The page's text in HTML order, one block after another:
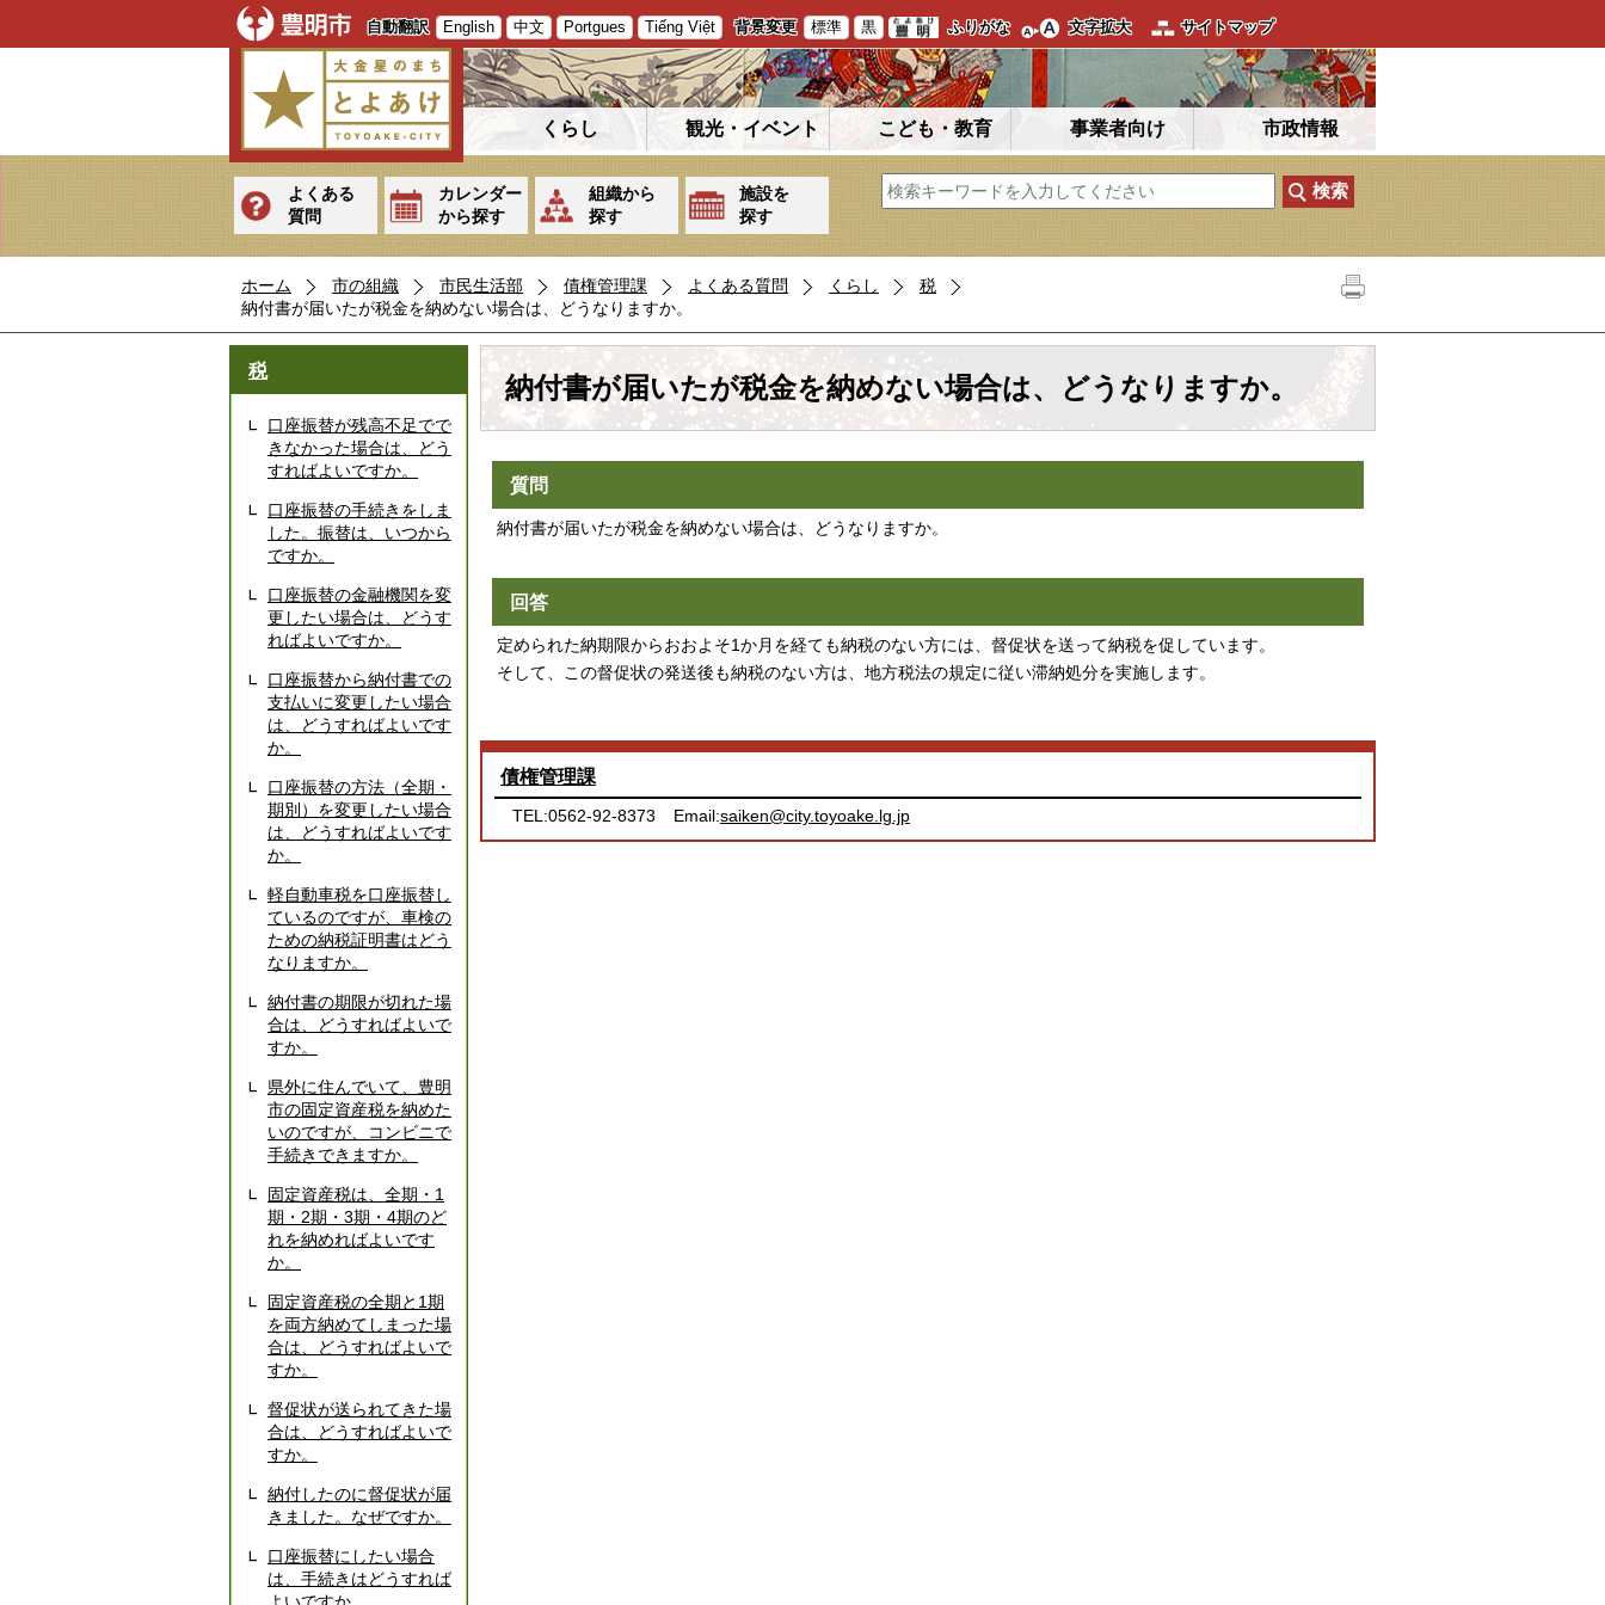
自動翻訳 English 中文 Portgues Tiếng Việt 背景変更 標準 黒 ふりがな 文字拡大 サイトマップ
くらし 観光・イベント こども・教育 事業者向け 市政情報
よくある
質問
カレンダー
から探す
組織から
探す
施設を
探す
ホーム 市の組織 市民生活部 債権管理課 よくある質問 くらし
税
納付書が届いたが税金を納めない場合は、どうなりますか。
税
口座振替が残高不足でで
きなかった場合は、どう
すればよいですか。
口座振替の手続きをしま
した。振替は、いつから
ですか。
口座振替の金融機関を変
更したい場合は、どうす
ればよいですか。
口座振替から納付書での
支払いに変更したい場合
は、どうすればよいです
か。
口座振替の方法（全期・
期別）を変更したい場合
は、どうすればよいです
か。
軽自動車税を口座振替し
ているのですが、車検の
ための納税証明書はどう
なりますか。
納付書の期限が切れた場
合は、どうすればよいで
すか。
県外に住んでいて、豊明
市の固定資産税を納めた
いのですが、コンビニで
手続きできますか。
固定資産税は、全期・1
期・2期・3期・4期のど
れを納めればよいです
か。
固定資産税の全期と1期
を両方納めてしまった場
合は、どうすればよいで
すか。
督促状が送られてきた場
合は、どうすればよいで
すか。
納付したのに督促状が届
きました。なぜですか。
口座振替にしたい場合
は、手続きはどうすれば
納付書が届いたが税金を納めない場合は、どうなりますか。
質問
納付書が届いたが税金を納めない場合は、どうなりますか。
回答
定められた納期限からおおよそ1か月を経ても納税のない方には、督促状を送って納税を促しています。
そして、この督促状の発送後も納税のない方は、地方税法の規定に従い滞納処分を実施します。
債権管理課
TEL:0562-92-8373 Email:saiken@city.toyoake.lg.jp